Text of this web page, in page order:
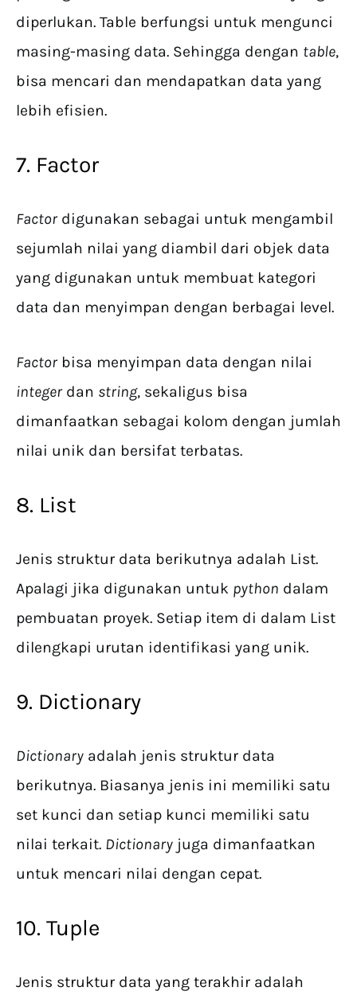
diperlukan. Table berfungsi untuk mengunci
masing-masing data. Sehingga dengan table,
bisa mencari dan mendapatkan data yang
lebih efisien.
7. Factor
Factor digunakan sebagai untuk mengambil
sejumlah nilai yang diambil dari objek data
yang digunakan untuk membuat kategori
data dan menyimpan dengan berbagai level.
Factor bisa menyimpan data dengan nilai
integer dan string, sekaligus bisa
dimanfaatkan sebagai kolom dengan jumlah
nilai unik dan bersifat terbatas.
8. List
Jenis struktur data berikutnya adalah List.
Apalagi jika digunakan untuk python dalam
pembuatan proyek. Setiap item di dalam List
dilengkapi urutan identifikasi yang unik.
9. Dictionary
Dictionary adalah jenis struktur data
berikutnya. Biasanya jenis ini memiliki satu
set kunci dan setiap kunci memiliki satu
nilai terkait. Dictionary juga dimanfaatkan
untuk mencari nilai dengan cepat.
10. Tuple
Jenis struktur data yang terakhir adalah